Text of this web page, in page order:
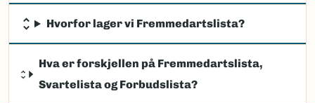
Hvorfor lager vi Fremmedartslista?
Hva er forskjellen på Fremmedartslista,
Svartelista og Forbudslista?